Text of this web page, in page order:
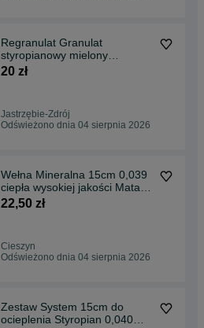
Regranulat Granulat
styropianowy mielony
styropian styrobeton zapraw
20 zł
Jastrzębie-Zdrój
Odświeżono dnia 04 sierpnia 2026
Wełna Mineralna 15cm 0,039
ciepła wysokiej jakości Mata
Uni Poddasza
22,50 zł
Cieszyn
Odświeżono dnia 04 sierpnia 2026
Zestaw System 15cm do
ocieplenia Styropian 0,040